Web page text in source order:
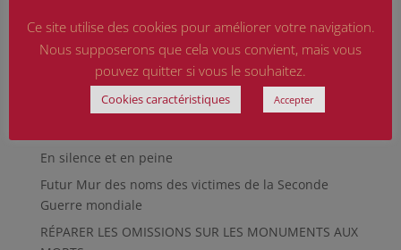
Qu’est-ce qu’était le Sentier des Passeurs, durant la
Seconde Guerre mondiale, à Moussey ?
La revue « Entre les lignes » éditée par l’équipe du
musée de Besançon
En silence et en peine
Futur Mur des noms des victimes de la Seconde
Guerre mondiale
RÉPARER LES OMISSIONS SUR LES MONUMENTS AUX
Ce site utilise des cookies pour améliorer votre navigation.
Nous supposerons que cela vous convient, mais vous
pouvez quitter si vous le souhaitez.
Cookies caractéristiques Accepter